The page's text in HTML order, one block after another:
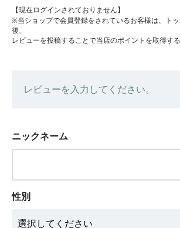
【現在ログインされておりません】
※当ショップで会員登録をされているお客様は、ト
後、
レビューを投稿することで当店のポイントを取得す
レビューを入力してください。
ニックネーム
性別